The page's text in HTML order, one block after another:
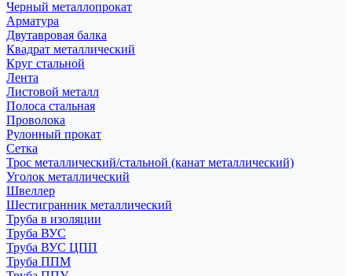
Черный металлопрокат
Арматура
Двутавровая балка
Квадрат металлический
Круг стальной
Лента
Листовой металл
Полоса стальная
Проволока
Рулонный прокат
Сетка
Трос металлический/стальной (канат металлический)
Уголок металлический
Швеллер
Шестигранник металлический
Труба в изоляции
Труба ВУС
Труба ВУС ЦПП
Труба ППМ